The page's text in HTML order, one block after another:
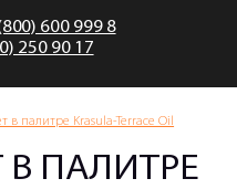
600 999 8
250 90 17
в палитре Krasula-Terrace Oil
ПАЛИТРЕ